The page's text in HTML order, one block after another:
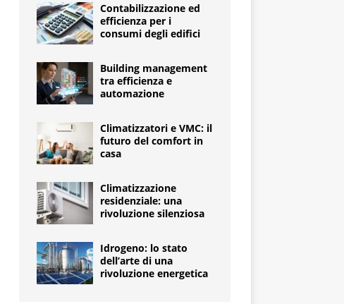
Contabilizzazione ed
efficienza per i
consumi degli edifici
Building management
tra efficienza e
automazione
Climatizzatori e VMC: il
futuro del comfort in
casa
Climatizzazione
residenziale: una
rivoluzione silenziosa
Idrogeno: lo stato
dell’arte di una
rivoluzione energetica